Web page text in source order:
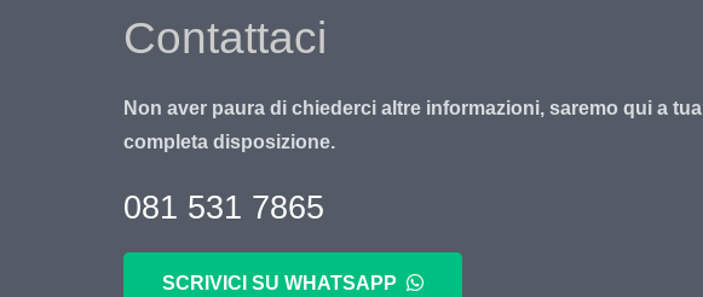
Contattaci
Non aver paura di chiederci altre informazioni, saremo qui a tua
completa disposizione.
081 531 7865
SCRIVICI SU WHATSAPP